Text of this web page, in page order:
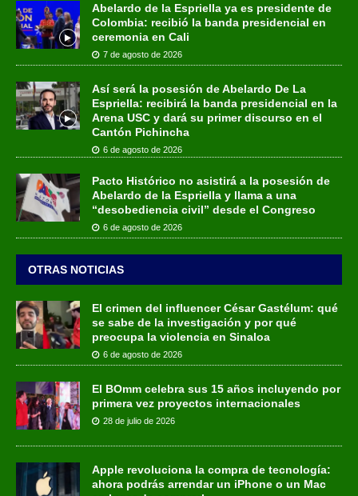
Abelardo de la Espriella ya es presidente de
Colombia: recibió la banda presidencial en
ceremonia en Cali
7 de agosto de 2026
Así será la posesión de Abelardo De La
Espriella: recibirá la banda presidencial en la
Arena USC y dará su primer discurso en el
Cantón Pichincha
6 de agosto de 2026
Pacto Histórico no asistirá a la posesión de
Abelardo de la Espriella y llama a una
“desobediencia civil” desde el Congreso
6 de agosto de 2026
OTRAS NOTICIAS
El crimen del influencer César Gastélum: qué
se sabe de la investigación y por qué
preocupa la violencia en Sinaloa
6 de agosto de 2026
El BOmm celebra sus 15 años incluyendo por
primera vez proyectos internacionales
28 de julio de 2026
Apple revoluciona la compra de tecnología:
ahora podrás arrendar un iPhone o un Mac